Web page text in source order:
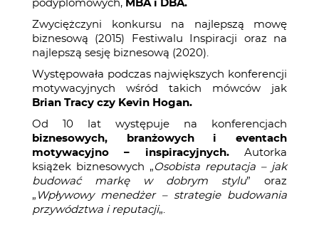
podyplomowych, MBA i DBA.
Zwyciężczyni konkursu na najlepszą mowę
biznesową (2015) Festiwalu Inspiracji oraz na
najlepszą sesję biznesową (2020).
Występowała podczas największych konferencji
motywacyjnych wśród takich mówców jak
Brian Tracy czy Kevin Hogan.
Od 10 lat występuje na konferencjach
biznesowych, branżowych i eventach
motywacyjno – inspiracyjnych.Autorka
książek biznesowych „ Osobista reputacja – jak
budować markę w dobrym stylu” oraz
„ Wpływowy menedżer – strategie budowania
przywództwa i reputacji„.